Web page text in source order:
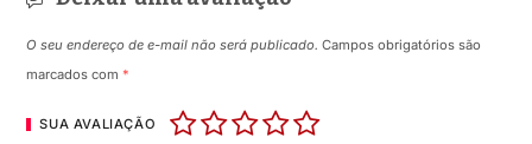
O seu endereço de e-mail não será publicado. Campos obrigatórios são
marcados com*
SUA AVALIAÇÃO